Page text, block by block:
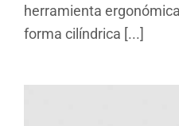
herramienta
forma cilíndrica [...]